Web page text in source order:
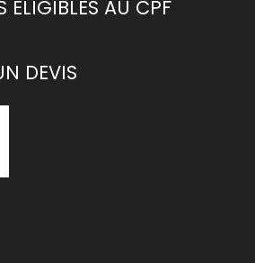
ÉLIGIBLES AU CPF
DEVIS